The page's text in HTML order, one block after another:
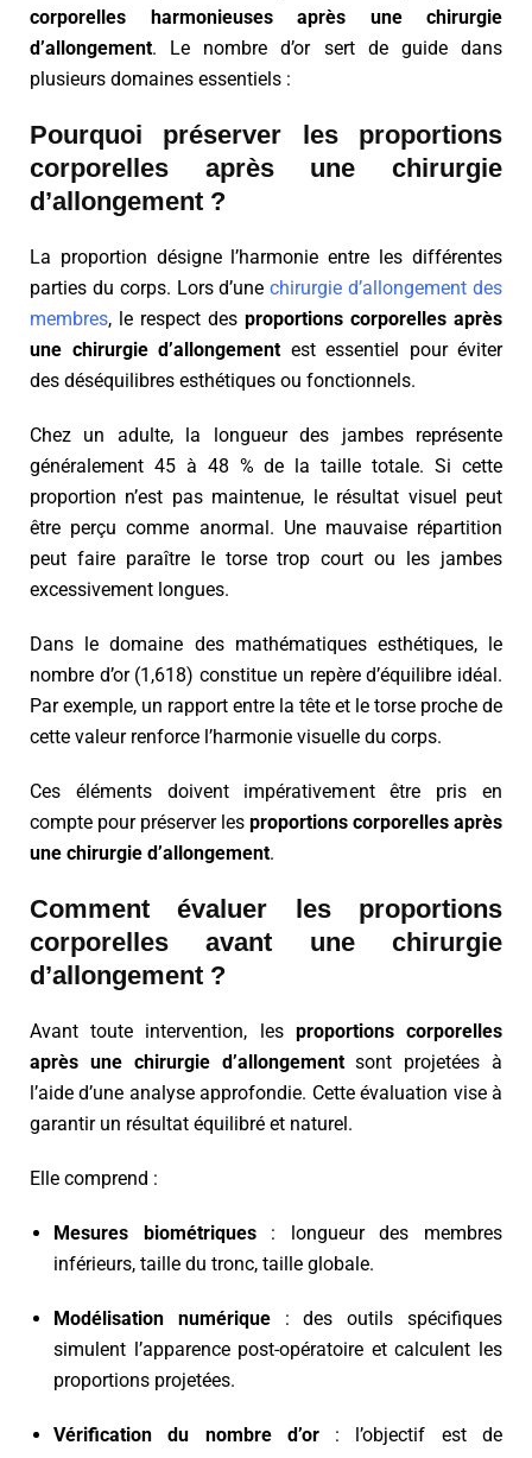
corporelles harmonieuses après une chirurgie
d’allongement. Le nombre d’or sert de guide dans
plusieurs domaines essentiels :
Pourquoi préserver les proportions
corporelles après une chirurgie
d’allongement ?
La proportion désigne l’harmonie entre les différentes
parties du corps. Lors d’unechirurgie d’allongement des
membres, le respect des proportions corporelles après
une chirurgie d’allongement est essentiel pour éviter
des déséquilibres esthétiques ou fonctionnels.
Chez un adulte, la longueur des jambes représente
généralement 45 à 48 % de la taille totale. Si cette
proportion n’est pas maintenue, le résultat visuel peut
être perçu comme anormal. Une mauvaise répartition
peut faire paraître le torse trop court ou les jambes
excessivement longues.
Dans le domaine des mathématiques esthétiques, le
nombre d’or (1,618) constitue un repère d’équilibre idéal.
Par exemple, un rapport entre la tête et le torse proche de
cette valeur renforce l’harmonie visuelle du corps.
Ces éléments doivent impérativement être pris en
compte pour préserver les proportions corporelles après
une chirurgie d’allongement.
Comment évaluer les proportions
corporelles avant une chirurgie
d’allongement ?
Avant toute intervention, les proportions corporelles
après une chirurgie d’allongementsont projetées à
l’aide d’une analyse approfondie. Cette évaluation vise à
garantir un résultat équilibré et naturel.
Elle comprend :
Mesures biométriques: longueur des membres
inférieurs, taille du tronc, taille globale.
Modélisation numérique: des outils spécifiques
simulent l’apparence post-opératoire et calculent les
proportions projetées.
Vérification du nombre d’or: l’objectif est de